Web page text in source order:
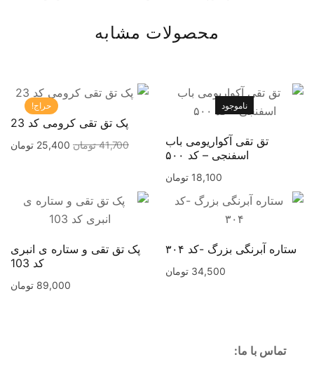
محصولات مشابه
ناموجود
تق تقی آکواریومی باب
اسفنجی – کد ۵۰۰
18,100 تومان
حراج!
پک تق تقی کرومی کد 23
41,700 تومان 25,400 تومان
ستاره آبرنگی بزرگ -کد ۳۰۴
34,500 تومان
پک تق تقی و ستاره ی انبری
کد 103
89,000 تومان
تماس با ما: